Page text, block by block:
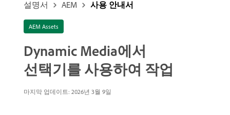
설명서 AEM 사용 안내서
AEM Assets
Dynamic Media에서
선택기를 사용하여 작업
마지막 업데이트: 2026년 3월 9일